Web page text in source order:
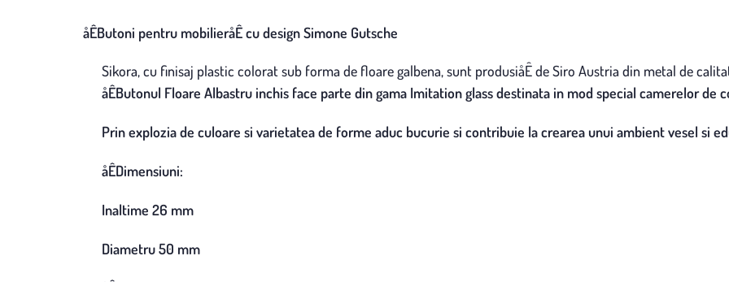
åÊButoni pentru mobilieråÊ cu design Simone Gutsche
Sikora, cu finisaj plastic colorat sub forma de floare galbena, sunt produsiåÊ de Siro Austria din metal de
åÊButonul Floare Albastru inchis face parte din gama Imitation glass destinata in mod special camerelor de
Prin explozia de culoare si varietatea de forme aduc bucurie si contribuie la crearea unui ambient vesel si
åÊDimensiuni:
Inaltime 26 mm
Diametru 50 mm